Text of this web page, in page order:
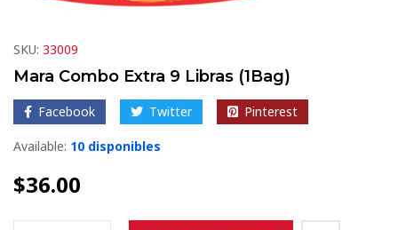
SKU: 33009
Mara Combo Extra 9 Libras (1Bag)
Facebook Twitter Pinterest
Available: 10 disponibles
$36.00